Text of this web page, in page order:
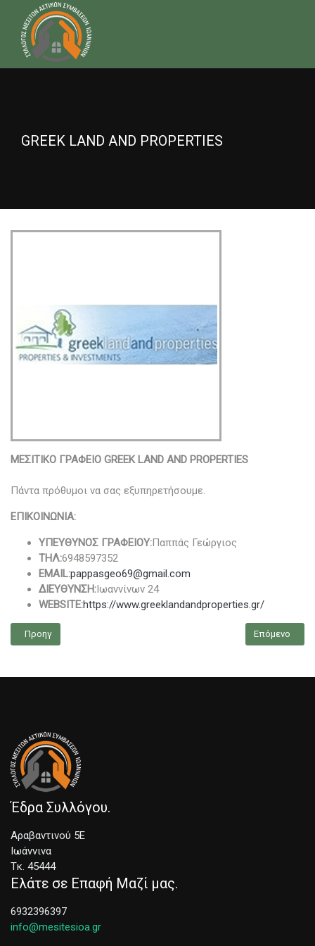
GREEK LAND AND PROPERTIES
ΜΕΣΙΤΙΚΟ ΓΡΑΦΕΙΟ GREEK LAND AND PROPERTIES
Πάντα πρόθυμοι να σας εξυπηρετήσουμε.
ΕΠΙΚΟΙΝΩΝΙΑ:
ΥΠΕΥΘΥΝΟΣ ΓΡΑΦΕΙΟΥ:Παππάς Γεώργιος
ΤΗΛ:6948597352
EMAIL:pappasgeo69@gmail.com
ΔΙΕΥΘΥΝΣΗ:Ιωαννίνων 24
WEBSITE:https://www.greeklandandproperties.gr/
Προηγούμενο άρθρο: ΦΙΝΟΣ ΜΕΣΙΤΙΚΟ
Προηγ Επόμενο
Επόμενο
Έδρα Συλλόγου
Αραβαντινού 5Ε
Ιωάννινα
Τκ. 45444
Ελάτε σε Επαφή Μαζί μας
6932396397
info@mesitesioa.gr